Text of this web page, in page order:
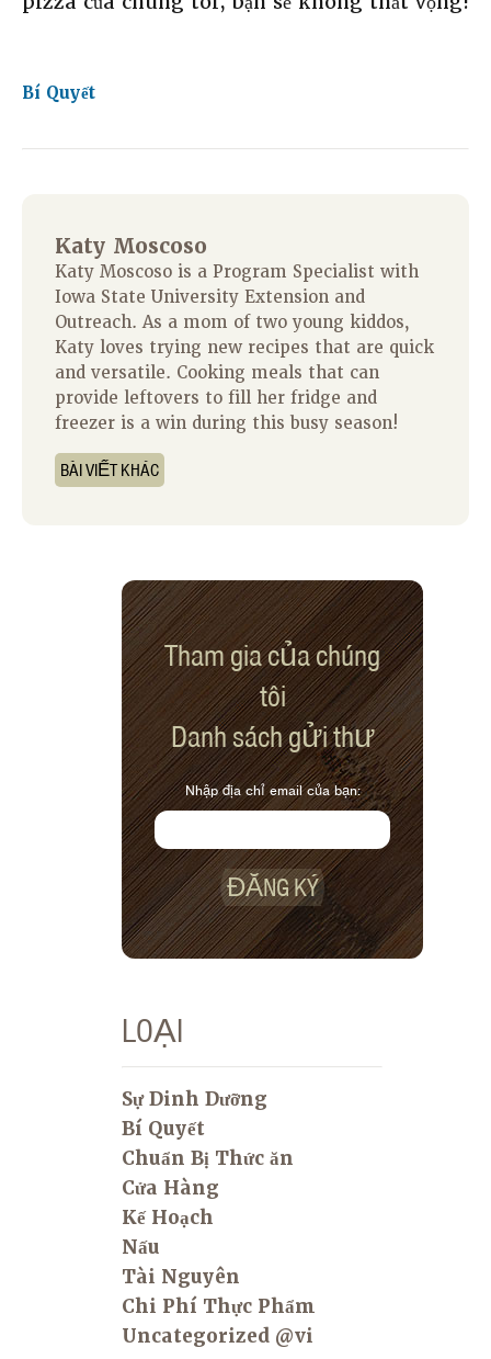
Bí Quyết
Katy Moscoso
Katy Moscoso is a Program Specialist with
Iowa State University Extension and
Outreach. As a mom of two young kiddos,
Katy loves trying new recipes that are quick
and versatile. Cooking meals that can
provide leftovers to fill her fridge and
freezer is a win during this busy season!
BÀI VIẾT KHÁC
Tham gia của chúng
tôi
Danh sách gửi thư
Nhập địa chỉ email của bạn:
ĐĂNG KÝ
LOẠI
Sự Dinh Dưỡng
Bí Quyết
Chuẩn Bị Thức ăn
Cửa Hàng
Kế Hoạch
Nấu
Tài Nguyên
Chi Phí Thực Phẩm
Uncategorized @vi